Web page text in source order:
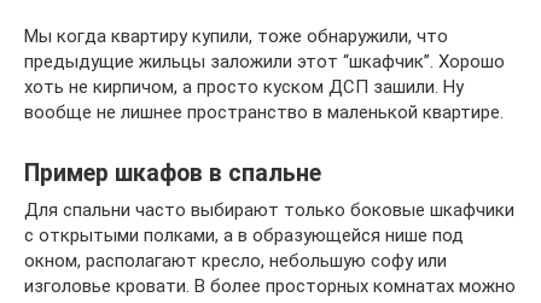
Мы когда квартиру купили, тоже обнаружили, что
предыдущие жильцы заложили этот “шкафчик”. Хорошо
хоть не кирпичом, а просто куском ДСП зашили. Ну
вообще не лишнее пространство в маленькой квартире.
Пример шкафов в спальне
Для спальни часто выбирают только боковые шкафчики
с открытыми полками, а в образующейся нише под
окном, располагают кресло, небольшую софу или
изголовье кровати. В более просторных комнатах можно